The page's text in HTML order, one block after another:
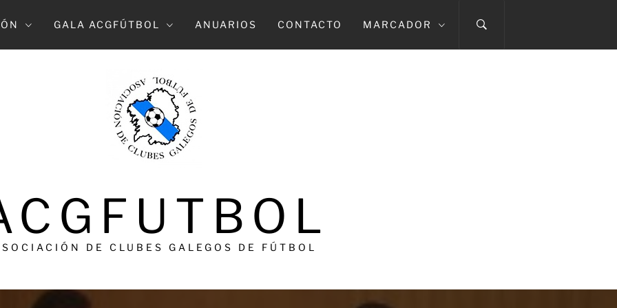
GALA ACGFÚTBOL ANUARIOS CONTACTO MARCADOR
DE CLUBES GALEGOS DE FÚTBOL